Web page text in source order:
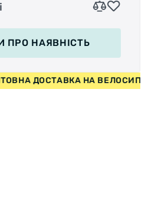
ПРО НАЯВНІСТЬ
ДОСТАВКА НА